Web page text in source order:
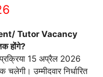
Tutor Vacancy
होंगे?
15 अप्रैल 2026
उम्मीदवार निर्धारित